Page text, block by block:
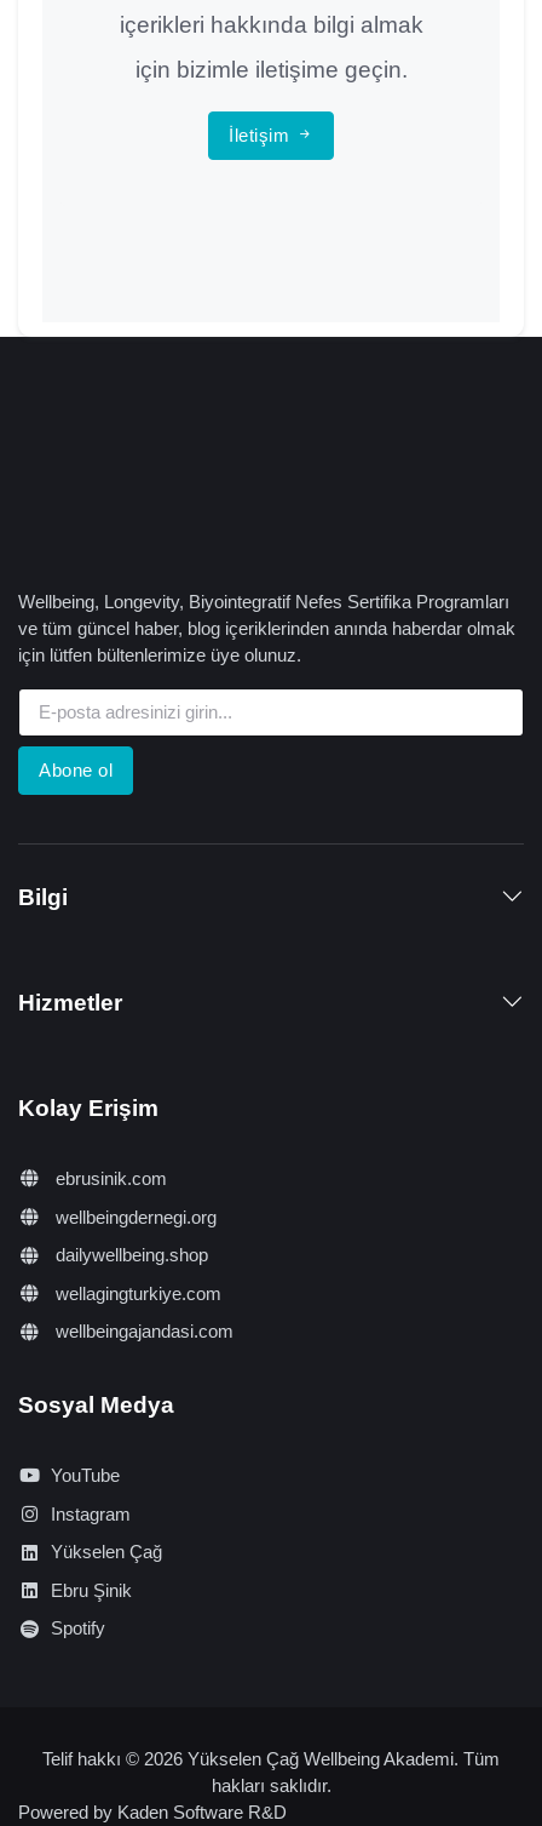
içerikleri hakkında bilgi almak
için bizimle iletişime geçin.
İletişim
Wellbeing, Longevity, Biyointegratif Nefes Sertifika Programları
ve tüm güncel haber, blog içeriklerinden anında haberdar olmak
için lütfen bültenlerimize üye olunuz.
Abone ol
Bilgi
Hizmetler
Kolay Erişim
ebrusinik.com
wellbeingdernegi.org
dailywellbeing.shop
wellagingturkiye.com
wellbeingajandasi.com
Sosyal Medya
YouTube
Instagram
Yükselen Çağ
Ebru Şinik
Spotify
Telif hakkı © 2026 Yükselen Çağ Wellbeing Akademi. Tüm
hakları saklıdır.
Powered by Kaden Software R&D